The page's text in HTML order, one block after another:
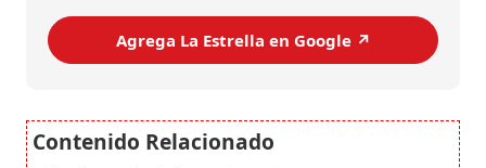
Agrega La Estrella en Google ↗️